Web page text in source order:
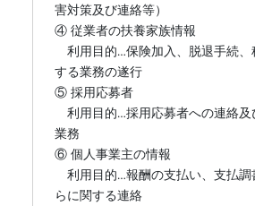
害対策及び連絡等）
④ 従業者の扶養家族情報
利用目的…保険加入、脱退手続、
する業務の遂行
⑤ 採用応募者
利用目的…採用応募者への連絡及
業務
⑥ 個人事業主の情報
利用目的…報酬の支払い、支払調
らに関する連絡